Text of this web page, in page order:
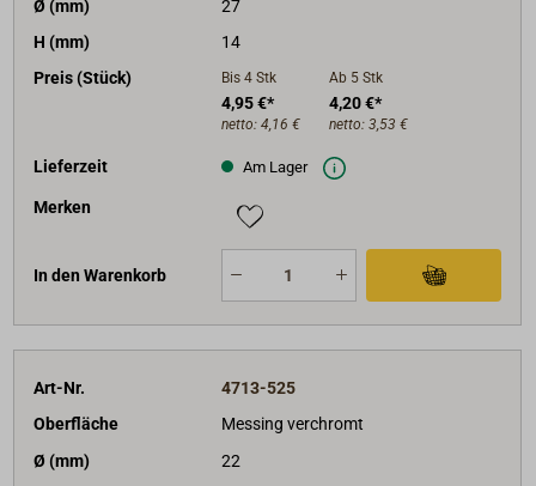
Ø (mm)
27
H (mm)
14
Preis (Stück)
Bis 4 Stk
4,95 €*
netto: 4,16 €
Ab 5 Stk
4,20 €*
netto: 3,53 €
Lieferzeit Am Lager
Merken
In den Warenkorb
Art-Nr.
4713-525
Oberfläche
Messing verchromt
Ø (mm)
22